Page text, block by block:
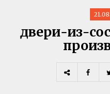
двери-из-